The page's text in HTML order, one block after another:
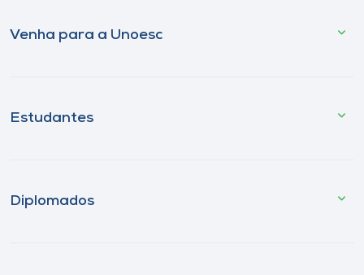
Venha para a Unoesc
Estudantes
Diplomados